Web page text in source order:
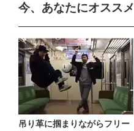
今、あなたにオススメ
吊り革に掴まりながらフリー